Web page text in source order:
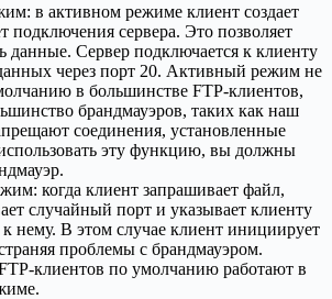
в активном режиме клиент создает
подключения сервера. Это позволяет
данные. Сервер подключается к клиенту
через порт 20. Активный режим не
в большинстве FTP-клиентов,
брандмауэров, таких как наш
соединения, установленные
эту функцию, вы должны
когда клиент запрашивает файл,
случайный порт и указывает клиенту
нему. В этом случае клиент инициирует
проблемы с брандмауэром.
клиентов по умолчанию работают в